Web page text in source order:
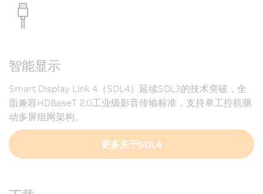
智能显示
Smart Display Link 4（SDL4）延续SDL3的技术突破，全
面兼容HDBaseT 2.0工业级影音传输标准，支持单工控机驱
动多屏组网架构。
更多关于SDL4